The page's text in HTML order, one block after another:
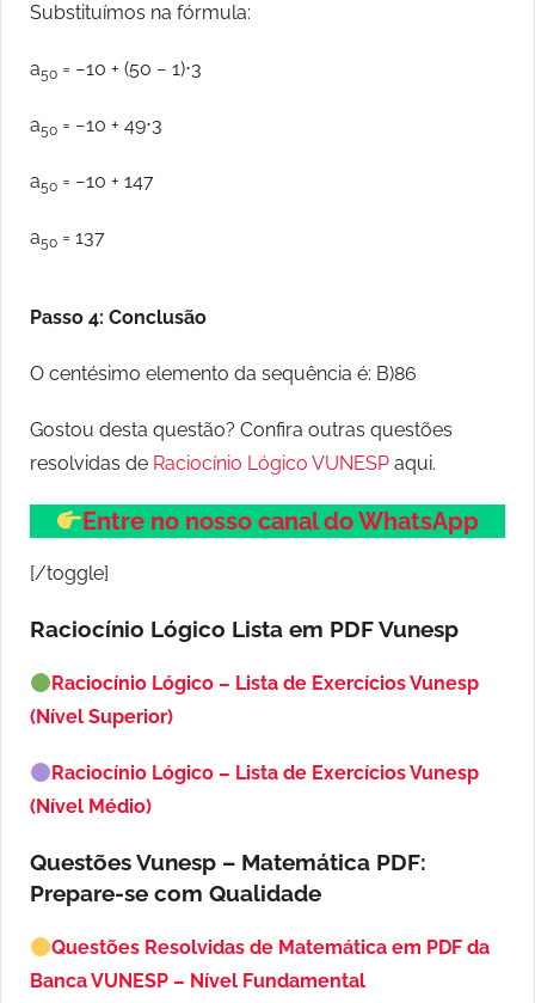
Substituímos na fórmula:
a50 = −10 + (50 − 1)⋅3
a50 = −10 + 49⋅3
a50 = −10 + 147
a50 = 137
Passo 4: Conclusão
O centésimo elemento da sequência é: B)86
Gostou desta questão? Confira outras questões
resolvidas de Raciocínio Lógico VUNESP aqui.
Entre no nosso canal do WhatsApp
[/toggle]
Raciocínio Lógico Lista em PDFVunesp
Raciocínio Lógico – Lista de Exercícios Vunesp
(Nível Superior)
Raciocínio Lógico – Lista de Exercícios Vunesp
(Nível Médio)
Questões Vunesp – Matemática PDF:
Prepare-se com Qualidade
Questões Resolvidas de Matemática em PDF da
Banca VUNESP – Nível Fundamental